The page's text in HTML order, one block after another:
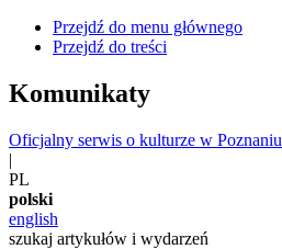
Przejdź do menu głównego
Przejdź do treści
Komunikaty
Oficjalny serwis o kulturze w Poznaniu
|
PL
polski
english
szukaj artykułów i wydarzeń